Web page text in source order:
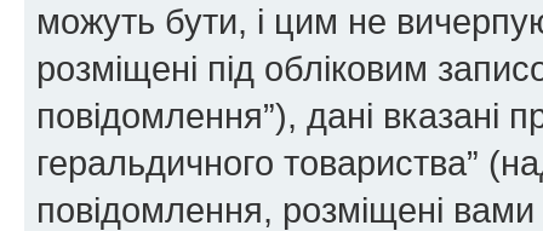
можуть бути, і цим не
розміщені під обліковим
повідомлення”), дані вказані
геральдичного товариства”
повідомлення, розміщені вами